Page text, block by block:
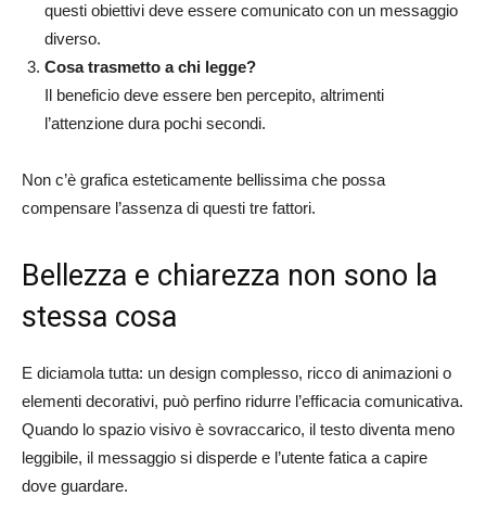
questi obiettivi deve essere comunicato con un messaggio
diverso.
Cosa trasmetto a chi legge?
Il beneficio deve essere ben percepito, altrimenti
l’attenzione dura pochi secondi.
Non c’è grafica esteticamente bellissima che possa
compensare l’assenza di questi tre fattori.
Bellezza e chiarezza non sono la
stessa cosa
E diciamola tutta: un design complesso, ricco di animazioni o
elementi decorativi, può perfino ridurre l’efficacia comunicativa.
Quando lo spazio visivo è sovraccarico, il testo diventa meno
leggibile, il messaggio si disperde e l’utente fatica a capire
dove guardare.